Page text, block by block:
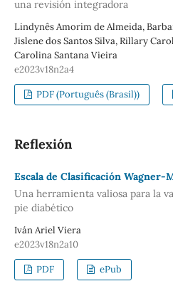
una revisión integradora
Lindynês Amorim de Almeida,
Jislene dos Santos Silva, Rillary
Carolina Santana Vieira
e2023v18n2a4
PDF (Português (Brasil))
Reflexión
Escala de Clasificación
Una herramienta valiosa para la
pie diabético
Iván Ariel Viera
e2023v18n2a10
PDF ePub